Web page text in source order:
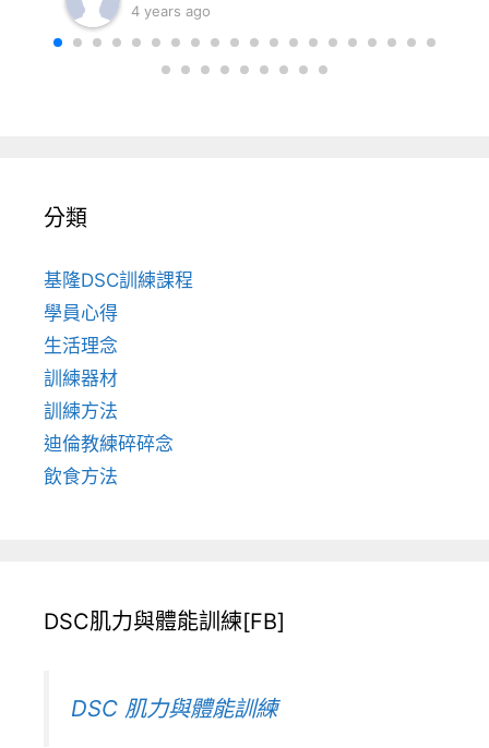
4 years ago
分類
基隆DSC訓練課程
學員心得
生活理念
訓練器材
訓練方法
迪倫教練碎碎念
飲食方法
DSC肌力與體能訓練[FB]
DSC 肌力與體能訓練